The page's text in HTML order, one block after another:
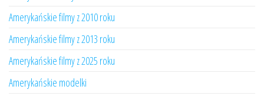
Amerykańskie filmy z 2010 roku
Amerykańskie filmy z 2013 roku
Amerykańskie filmy z 2025 roku
Amerykańskie modelki